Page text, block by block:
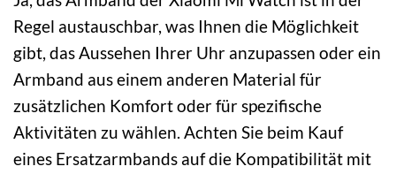
Regel austauschbar, was Ihnen die Möglichkeit
gibt, das Aussehen Ihrer Uhr anzupassen oder ein
Armband aus einem anderen Material für
zusätzlichen Komfort oder für spezifische
Aktivitäten zu wählen. Achten Sie beim Kauf
eines Ersatzarmbands auf die Kompatibilität mit